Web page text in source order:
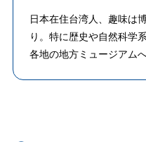
日本在住台湾人、趣味は
り。特に歴史や自然科学
各地の地方ミュージアム